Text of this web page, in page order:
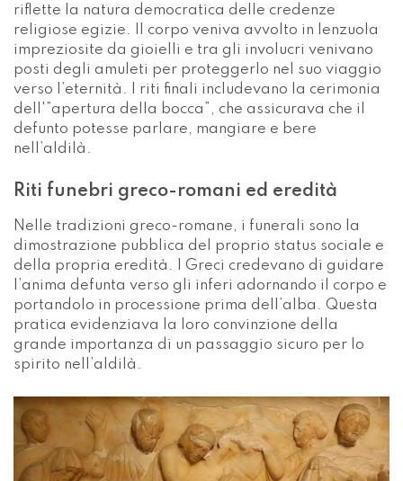
riflette la natura democratica delle credenze
religiose egizie. Il corpo veniva avvolto in lenzuola
impreziosite da gioielli e tra gli involucri venivano
posti degli amuleti per proteggerlo nel suo viaggio
verso l’eternità. I riti finali includevano la cerimonia
dell'”apertura della bocca”, che assicurava che il
defunto potesse parlare, mangiare e bere
nell’aldilà.
Riti funebri greco-romani ed eredità
Nelle tradizioni greco-romane, i funerali sono la
dimostrazione pubblica del proprio status sociale e
della propria eredità. I Greci credevano di guidare
l’anima defunta verso gli inferi adornando il corpo e
portandolo in processione prima dell’alba. Questa
pratica evidenziava la loro convinzione della
grande importanza di un passaggio sicuro per lo
spirito nell’aldilà.